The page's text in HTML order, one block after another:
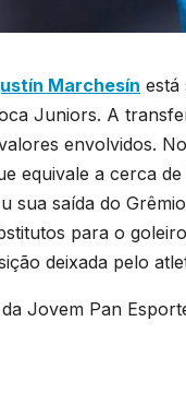
Marchesín está
Juniors. A
envolvidos.
equivale a cerca
sua saída do
para o
deixada pelo
Jovem Pan